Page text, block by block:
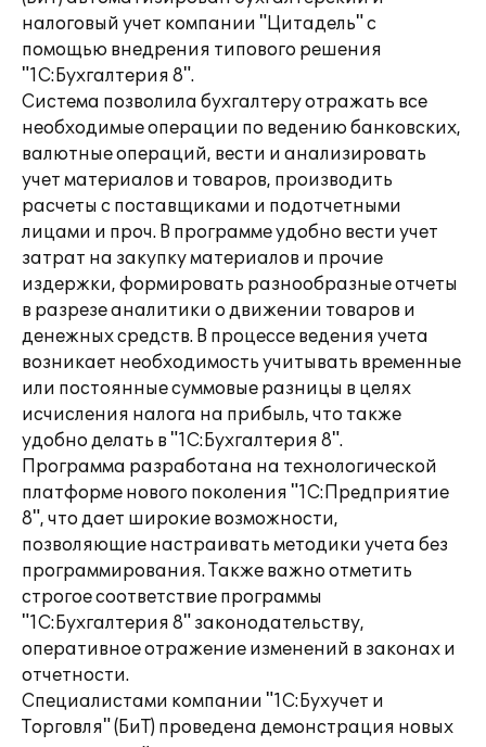
налоговый учет компании "Цитадель" с
помощью внедрения типового решения
"1С:Бухгалтерия 8".
Система позволила бухгалтеру отражать все
необходимые операции по ведению банковских,
валютные операций, вести и анализировать
учет материалов и товаров, производить
расчеты с поставщиками и подотчетными
лицами и проч. В программе удобно вести учет
затрат на закупку материалов и прочие
издержки, формировать разнообразные отчеты
в разрезе аналитики о движении товаров и
денежных средств. В процессе ведения учета
возникает необходимость учитывать временные
или постоянные суммовые разницы в целях
исчисления налога на прибыль, что также
удобно делать в "1С:Бухгалтерия 8".
Программа разработана на технологической
платформе нового поколения "1С:Предприятие
8", что дает широкие возможности,
позволяющие настраивать методики учета без
программирования. Также важно отметить
строгое соответствие программы
"1С:Бухгалтерия 8" законодательству,
оперативное отражение изменений в законах и
отчетности.
Специалистами компании "1С:Бухучет и
Торговля" (БиТ) проведена демонстрация новых